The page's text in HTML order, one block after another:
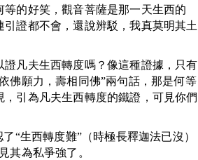
的好笑，觀音菩薩是那一天生西的
證都不會，還說辨駁，我真莫明其土
凡夫生西轉度嗎？像這種證據，只有
佛願力，壽相同佛”兩句話，那是何等
引為凡夫生西轉度的鐵證，可見你們
生西轉度難”（時極長釋迦法已沒）
其為私爭強了。